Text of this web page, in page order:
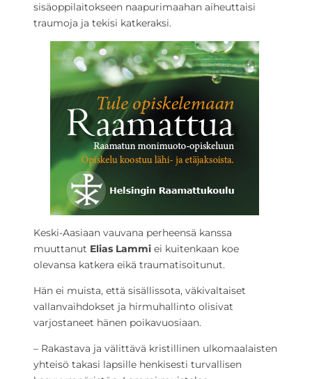
sisäoppilaitokseen naapurimaahan aiheuttaisi
traumoja ja tekisi katkeraksi.
Keski-Aasiaan vauvana perheensä kanssa
muuttanut Elias Lammi ei kuitenkaan koe
olevansa katkera eikä traumatisoitunut.
Hän ei muista, että sisällissota, väkivaltaiset
vallanvaihdokset ja hirmuhallinto olisivat
varjostaneet hänen poikavuosiaan.
– Rakastava ja välittävä kristillinen ulkomaalaisten
yhteisö takasi lapsille henkisesti turvallisen